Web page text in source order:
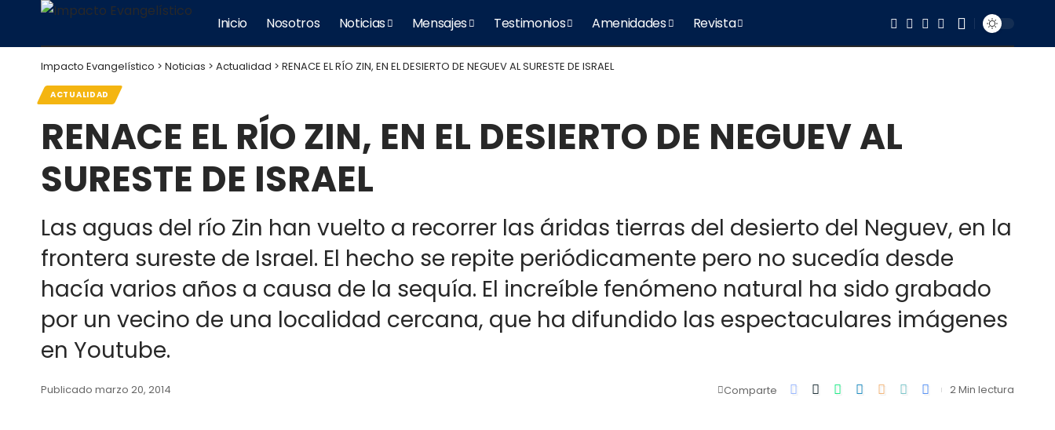
Inicio Nosotros Noticias Mensajes Testimonios Amenidades Revista
Impacto Evangelístico > Noticias > Actualidad > RENACE EL RÍO ZIN, EN EL DESIERTO DE NEGUEV AL SURESTE DE ISRAEL
ACTUALIDAD
RENACE EL RÍO ZIN, EN EL DESIERTO DE NEGUEV AL
SURESTE DE ISRAEL
Las aguas del río Zin han vuelto a recorrer las áridas tierras del desierto del Neguev, en la
frontera sureste de Israel. El hecho se repite periódicamente pero no sucedía desde
hacía varios años a causa de la sequía. El increíble fenómeno natural ha sido grabado
por un vecino de una localidad cercana, que ha difundido las espectaculares imágenes
en Youtube.
Publicado marzo 20, 2014 Comparte 2 Min lectura